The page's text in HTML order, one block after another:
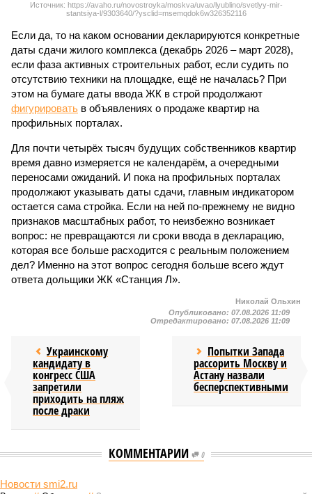
Источник: https://avaho.ru/novostroyka/moskva/uvao/lyublino/svetlyy-mir-
stantsiya-l/9303640/?ysclid=msemqdok6w326352116
Если да, то на каком основании декларируются конкретные
даты сдачи жилого комплекса (декабрь 2026 – март 2028),
если фаза активных строительных работ, если судить по
отсутствию техники на площадке, ещё не началась? При
этом на бумаге даты ввода ЖК в строй продолжают
фигурировать в объявлениях о продаже квартир на
профильных порталах.
Для почти четырёх тысяч будущих собственников квартир
время давно измеряется не календарём, а очередными
переносами ожиданий. И пока на профильных порталах
продолжают указывать даты сдачи, главным индикатором
остается сама стройка. Если на ней по-прежнему не видно
признаков масштабных работ, то неизбежно возникает
вопрос: не превращаются ли сроки ввода в декларацию,
которая все больше расходится с реальным положением
дел? Именно на этот вопрос сегодня больше всего ждут
ответа дольщики ЖК «Станция Л».
Николай Ольхин
Опубликовано: 07.08.2026 11:09
Отредактировано: 07.08.2026 11:09
Украинскому
кандидату в
конгресс США
запретили
приходить на пляж
после драки
Попытки Запада
рассорить Москву и
Астану назвали
бесперспективными
КОММЕНТАРИИ 0
Новости smi2.ru